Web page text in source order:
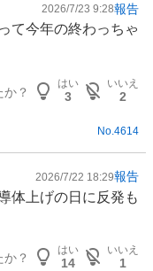
2026/7/23 9:28報告
て今年の終わっちゃ
？
はい
3
いいえ
2
No. 4614
2026/7/22 18:29報告
体上げの日に反発も
？
はい
14
いいえ
1